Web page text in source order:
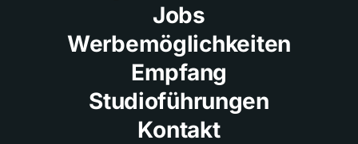
Jobs
Werbemöglichkeiten
Empfang
Studioführungen
Kontakt